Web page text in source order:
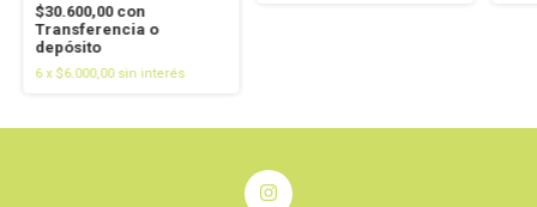
$30.600,00 con
Transferencia o
depósito
6 x$6.000,00 sin interés